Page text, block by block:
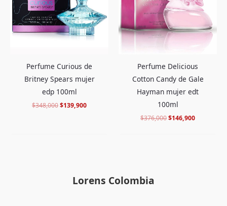
Perfume Curious de
Britney Spears mujer
edp 100ml
$348,000$139,900
Perfume Delicious
Cotton Candy de Gale
Hayman mujer edt
100ml
$376,000$146,900
Lorens Colombia